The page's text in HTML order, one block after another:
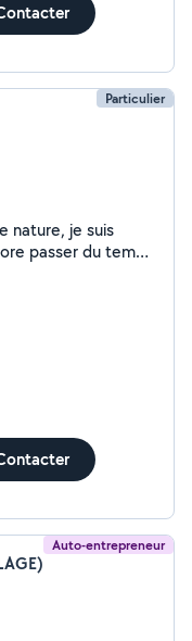
Particulier
nature, je suis
passer du temps
unique
être utilisée pour
notre
Auto-entrepreneur